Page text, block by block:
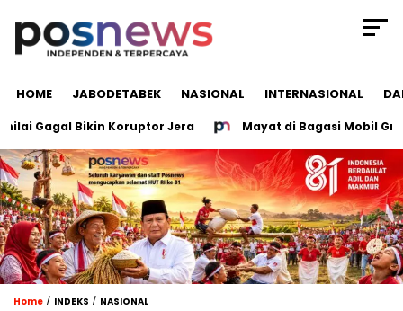
HOME JABODETABEK NASIONAL INTERNASIONAL
Gagal Bikin Koruptor Jera Mayat di Bagasi Mobil
Home / INDEKS / NASIONAL